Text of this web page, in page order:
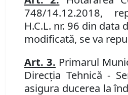
748/14.12.2018,
H.C.L. nr. 96 din data
modificată, se va
Art. 3. Primarul
Direcţia Tehnică -
asigura ducerea la